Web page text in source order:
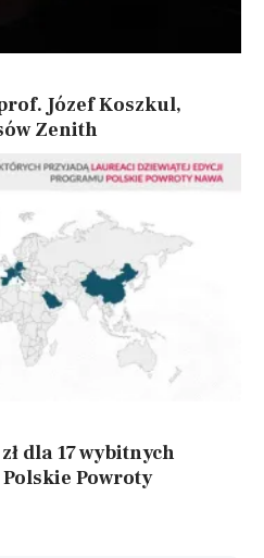
Józef Koszkul,
Zenith
dla 17 wybitnych
Powroty